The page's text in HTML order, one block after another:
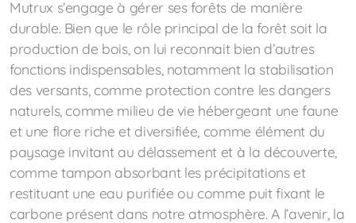
Mutrux s’engage à gérer ses forêts de manière
durable. Bien que le rôle principal de la forêt soit la
production de bois, on lui reconnait bien d’autres
fonctions indispensables, notamment la stabilisation
des versants, comme protection contre les dangers
naturels, comme milieu de vie hébergeant une faune
et une flore riche et diversifiée, comme élément du
paysage invitant au délassement et à la découverte,
comme tampon absorbant les précipitations et
restituant une eau purifiée ou comme puit fixant le
carbone présent dans notre atmosphère. A l’avenir, la
Déchets spéciaux